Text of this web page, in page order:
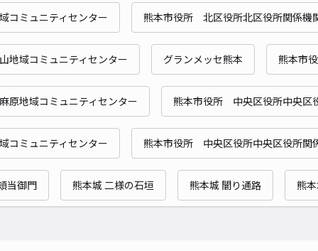
長さ
対応
津
時
コミュニティセンター 熊本市役所 北区役所北区役所関係機
地域コミュニティセンター グランメッセ熊本 熊本市
原地域コミュニティセンター 熊本市役所 中央区役所中央区
コミュニティセンター 熊本市役所 中央区役所中央区役所関
当御門 熊本城 二様の石垣 熊本城 闇り通路 熊